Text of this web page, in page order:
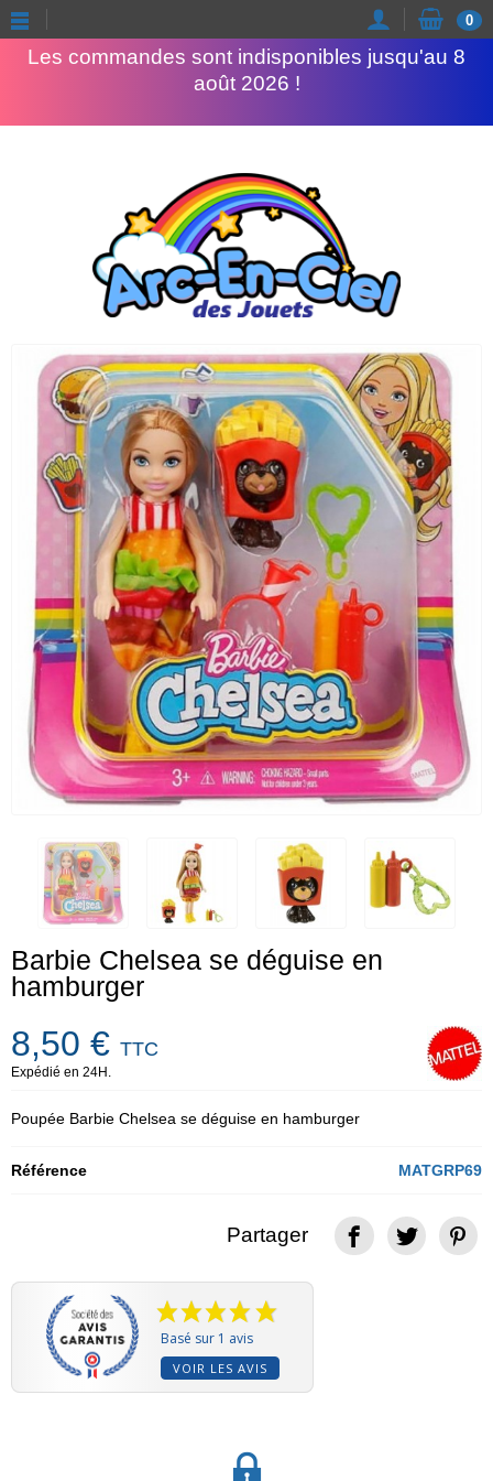
Les commandes sont indisponibles jusqu'au 8
août 2026 !
0
Barbie Chelsea se déguise en
hamburger
8,50 € TTC
Expédié en 24H.
Poupée Barbie Chelsea se déguise en hamburger
Référence MATGRP69
Partager
Basé sur 1 avis
VOIR LES AVIS